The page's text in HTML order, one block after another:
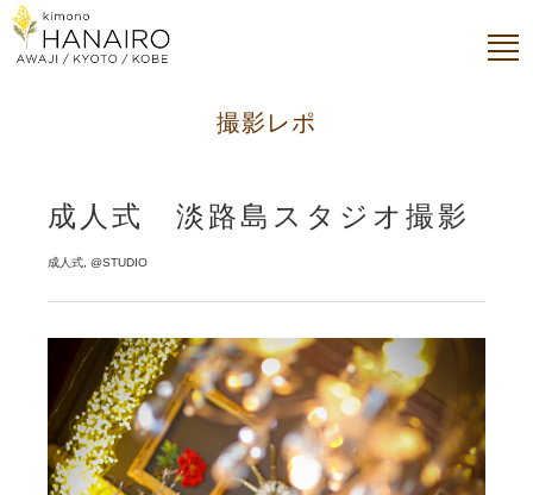
撮影レポ
成人式 淡路島スタジオ撮影
成人式, @STUDIO